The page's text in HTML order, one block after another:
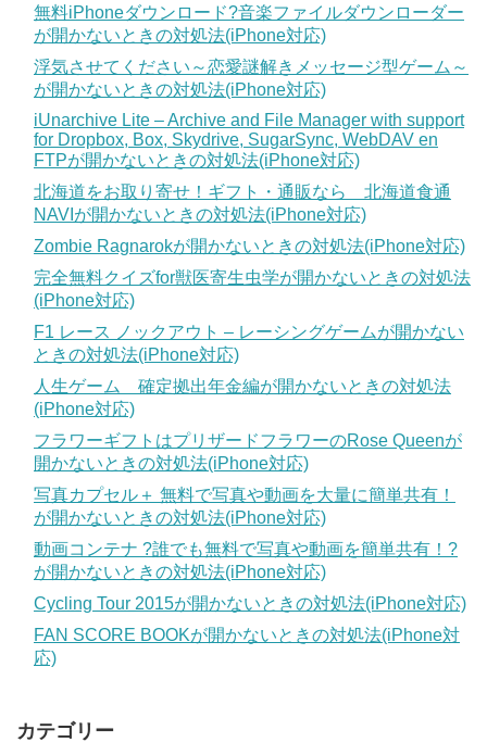
無料iPhoneダウンロード?音楽ファイルダウンローダー
が開かないときの対処法(iPhone対応)
浮気させてください～恋愛謎解きメッセージ型ゲーム～
が開かないときの対処法(iPhone対応)
iUnarchive Lite – Archive and File Manager with support
for Dropbox, Box, Skydrive, SugarSync, WebDAV en
FTPが開かないときの対処法(iPhone対応)
北海道をお取り寄せ！ギフト・通販なら 北海道食通
NAVIが開かないときの対処法(iPhone対応)
Zombie Ragnarokが開かないときの対処法(iPhone対応)
完全無料クイズfor獣医寄生虫学が開かないときの対処法
(iPhone対応)
F1 レース ノックアウト – レーシングゲームが開かない
ときの対処法(iPhone対応)
人生ゲーム 確定拠出年金編が開かないときの対処法
(iPhone対応)
フラワーギフトはプリザードフラワーのRose Queenが
開かないときの対処法(iPhone対応)
写真カプセル＋ 無料で写真や動画を大量に簡単共有！
が開かないときの対処法(iPhone対応)
動画コンテナ ?誰でも無料で写真や動画を簡単共有！?
が開かないときの対処法(iPhone対応)
Cycling Tour 2015が開かないときの対処法(iPhone対応)
FAN SCORE BOOKが開かないときの対処法(iPhone対
応)
カテゴリー